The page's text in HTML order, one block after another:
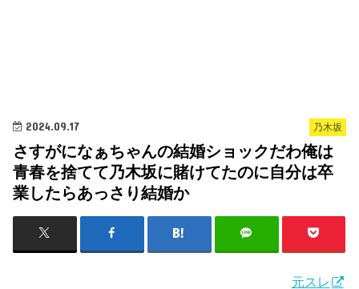
乃木坂
2024.09.17
さすがになぁちゃんの結婚ショックだわ俺は
青春を捨てて乃木坂に賭けてたのに自分は卒
業したらあっさり結婚か
元スレ